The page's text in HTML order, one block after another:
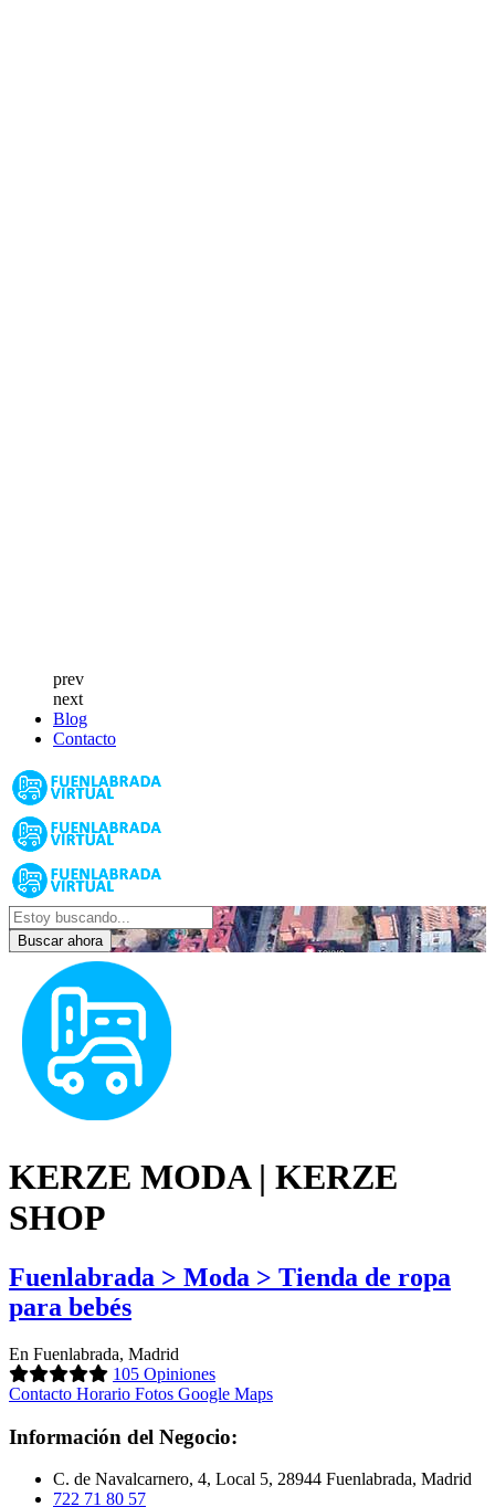
prev
next
Blog
Contacto
Buscar ahora
KERZE MODA | KERZE
SHOP
Fuenlabrada > Moda > Tienda de ropa
para bebés
En Fuenlabrada, Madrid
105 Opiniones
Contacto Horario Fotos Google Maps
Información del Negocio:
C. de Navalcarnero, 4, Local 5, 28944 Fuenlabrada, Madrid
722 71 80 57